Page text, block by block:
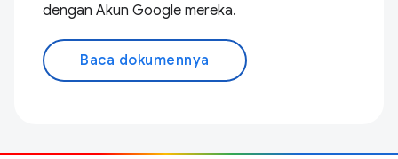
dengan Akun Google mereka.
Baca dokumennya